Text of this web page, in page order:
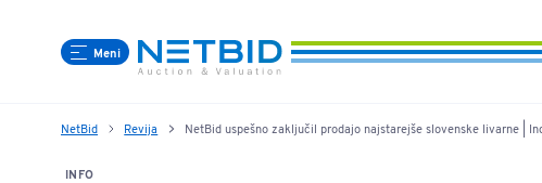
Meni
NetBid Revija NetBid uspešno zaključil prodajo najstarejše slovenske livarne |
INFO